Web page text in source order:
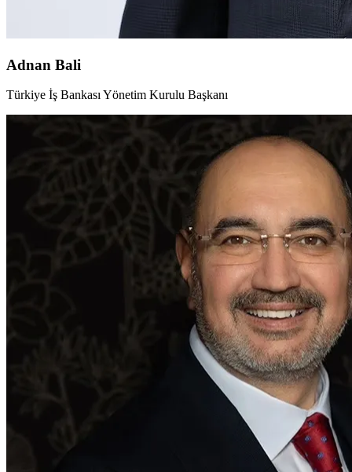
Adnan Bali
Türkiye İş Bankası Yönetim Kurulu Başkanı